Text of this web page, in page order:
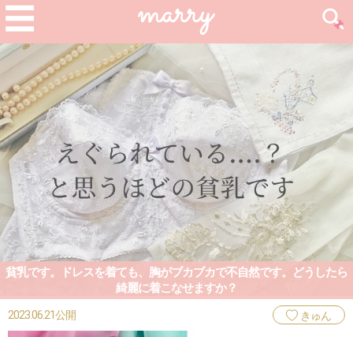
貧乳です。ドレスを着ても、胸がブカブカで不自然です。どうしたら
綺麗に着こなせますか？
2023.06.21公開 きゅん